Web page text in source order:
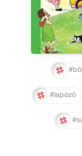
#lapozó